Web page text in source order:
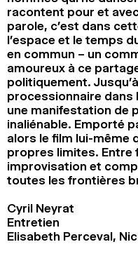
racontent pour et
parole, c’est dans
l’espace et le temps
en commun – un
amoureux à ce
politiquement.
processionnaire dans
une manifestation de
inaliénable. Emporté
alors le film lui-même
propres limites. Entre
improvisation et
toutes les frontières
Cyril Neyrat
Entretien
Elisabeth Perceval,